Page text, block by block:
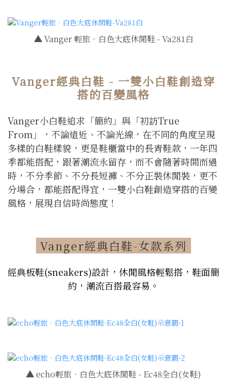
▲Vanger 輕旅．白色大底休閒鞋 - Va281白
Vanger經典白鞋 - 一雙小白鞋創造穿
搭的百變風格
Vanger小白鞋追求「簡約」與「初訪True
From」，不論遠近、不論光線，在不同的角度呈現
多樣的白鞋樣貌，更是鞋櫃當中的長青鞋款，一年四
季都能搭配，跟著潮流永留存，而不會隨著時間而過
時，不分季節、不分長短褲、不分正裝休閒裝，更不
分場合，都能搭配得宜，一雙小白鞋創造穿搭的百變
風格，展現自信時尚態度！
Vanger經典白鞋-女款系列
經典板鞋(sneakers)設計，休閒風格輕鬆搭，鞋面簡
約，潮流百搭最容易。
▲echo輕旅．白色大底休閒鞋 - Ec48全白(女鞋)